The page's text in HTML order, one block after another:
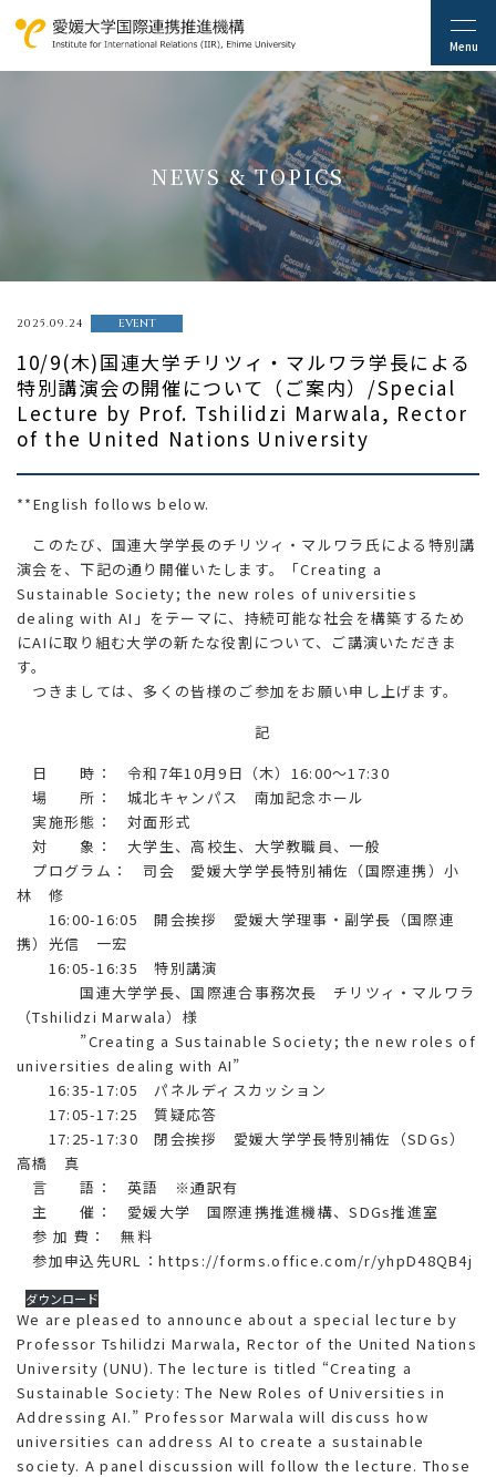
NEWS & TOPICS
2025.09.24 EVENT
10/9(木)国連大学チリツィ・マルワラ学長による
特別講演会の開催について（ご案内）/Special
Lecture by Prof. Tshilidzi Marwala, Rector
of the United Nations University
**English follows below.
このたび、国連大学学長のチリツィ・マルワラ氏による特別講
演会を、下記の通り開催いたします。「Creating a
Sustainable Society; the new roles of universities
dealing with AI」をテーマに、持続可能な社会を構築するため
にAIに取り組む大学の新たな役割について、ご講演いただきま
す。
つきましては、多くの皆様のご参加をお願い申し上げます。
記
日 時： 令和7年10月9日（木）16:00～17:30
場 所： 城北キャンパス 南加記念ホール
実施形態： 対面形式
対 象： 大学生、高校生、大学教職員、一般
プログラム： 司会 愛媛大学学長特別補佐（国際連携）小
林 修
16:00-16:05 開会挨拶 愛媛大学理事・副学長（国際連
携）光信 一宏
16:05-16:35 特別講演
国連大学学長、国際連合事務次長 チリツィ・マルワラ
（Tshilidzi Marwala）様
”Creating a Sustainable Society; the new roles of
universities dealing with AI”
16:35-17:05 パネルディスカッション
17:05-17:25 質疑応答
17:25-17:30 閉会挨拶 愛媛大学学長特別補佐（SDGs）
高橋 真
言 語： 英語 ※通訳有
主 催： 愛媛大学 国際連携推進機構、SDGs推進室
参 加 費： 無料
参加申込先URL：https://forms.office.com/r/yhpD48QB4j
ダウンロード
We are pleased to announce about a special lecture by
Professor Tshilidzi Marwala, Rector of the United Nations
University (UNU). The lecture is titled “Creating a
Sustainable Society: The New Roles of Universities in
Addressing AI.” Professor Marwala will discuss how
universities can address AI to create a sustainable
society. A panel discussion will follow the lecture. Those